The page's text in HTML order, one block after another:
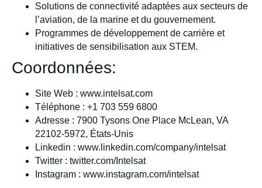
Solutions de connectivité adaptées aux secteurs de
l’aviation, de la marine et du gouvernement.
Programmes de développement de carrière et
initiatives de sensibilisation aux STEM.
Coordonnées:
Site Web : www.intelsat.com
Téléphone : +1 703 559 6800
Adresse : 7900 Tysons One Place McLean, VA
22102-5972, États-Unis
Linkedin : www.linkedin.com/company/intelsat
Twitter : twitter.com/Intelsat
Instagram : www.instagram.com/intelsat